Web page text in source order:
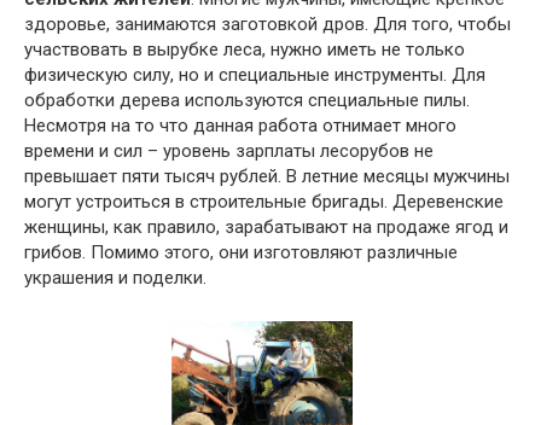
здоровье, занимаются заготовкой дров. Для того, чтобы
участвовать в вырубке леса, нужно иметь не только
физическую силу, но и специальные инструменты. Для
обработки дерева используются специальные пилы.
Несмотря на то что данная работа отнимает много
времени и сил – уровень зарплаты лесорубов не
превышает пяти тысяч рублей. В летние месяцы мужчины
могут устроиться в строительные бригады. Деревенские
женщины, как правило, зарабатывают на продаже ягод и
грибов. Помимо этого, они изготовляют различные
украшения и поделки.